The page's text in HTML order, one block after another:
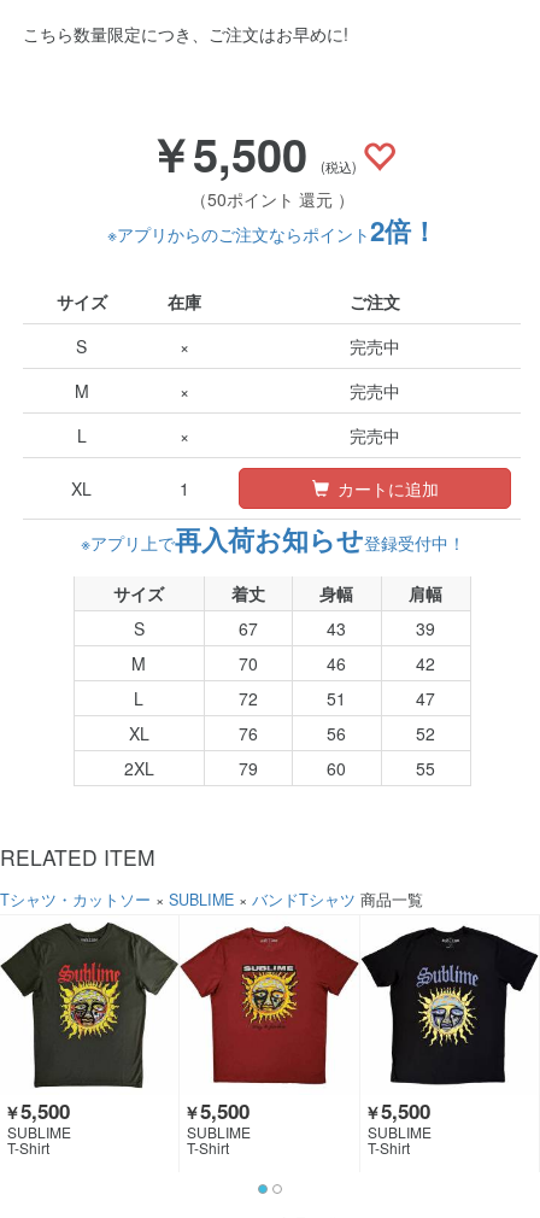
こちら数量限定につき、ご注文はお早めに!
￥5,500 (税込)
（50ポイント 還元 ）
※アプリからのご注文ならポイント2倍！
サイズ 在庫
ご注文
S
×
完売中
M
×
完売中
L
× 完売中
XL 1 カートに追加
※アプリ上で再入荷お知らせ登録受付中！
サイズ 着丈 身幅
肩幅
S
67 43
39
M
70 46
42
L
72 51
47
XL
76 56
52
2XL
79 60 55
RELATED ITEM
Tシャツ・カットソー × SUBLIME × バンドTシャツ 商品一覧
￥5,500
SUBLIME
T-Shirt
￥5,500
SUBLIME
T-Shirt
￥5,500
SUBLIME
T-Shirt